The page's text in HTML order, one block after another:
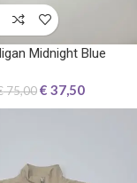
Midnight Blue
75,00 € 37,50